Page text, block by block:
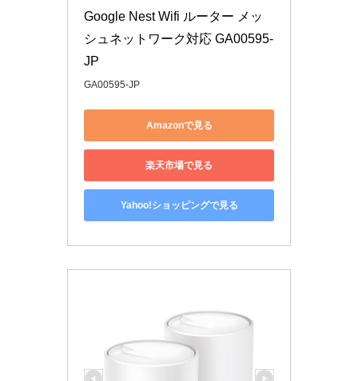
Google Nest Wifi ルーター メッ
シュネットワーク対応 GA00595-
JP
GA00595-JP
Amazonで見る
楽天市場で見る
Yahoo!ショッピングで見る